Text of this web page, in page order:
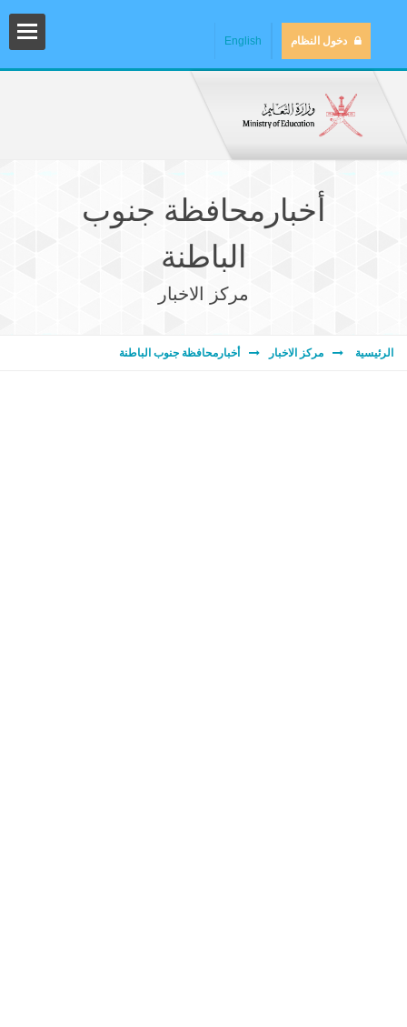
دخول النظام English
أخبارمحافظة جنوب
الباطنة
مركز الاخبار
الرئيسية مركز الاخبار أخبارمحافظة جنوب الباطنة